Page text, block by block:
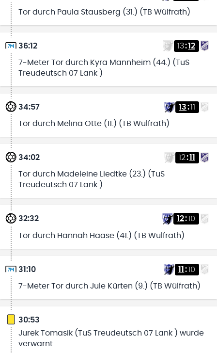
Tor durch Paula Stausberg (31.) (TB Wülfrath)
36:12 13:12
7-Meter Tor durch Kyra Mannheim (44.) (TuS
Treudeutsch 07 Lank )
34:57 13:11
Tor durch Melina Otte (11.) (TB Wülfrath)
34:02 12:11
Tor durch Madeleine Liedtke (23.) (TuS
Treudeutsch 07 Lank )
32:32 12:10
Tor durch Hannah Haase (41.) (TB Wülfrath)
31:10 11 :10
7-Meter Tor durch Jule Kürten (9.) (TB Wülfrath)
30:53
Jurek Tomasik (TuS Treudeutsch 07 Lank ) wurde
verwarnt